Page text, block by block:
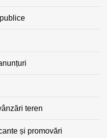
teren
și promovări